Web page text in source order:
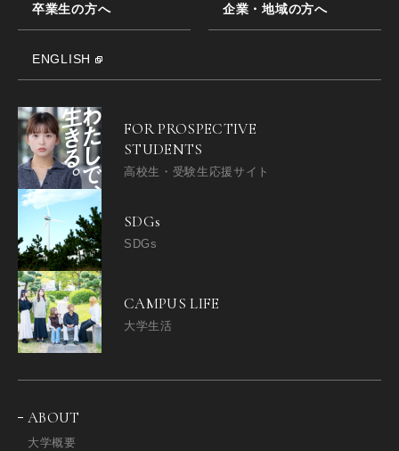
卒業生の方へ 企業・地域の方へ
ENGLISH
FOR PROSPECTIVE
STUDENTS
高校生・受験生応援サイト
SDGs
SDGs
CAMPUS LIFE
大学生活
ABOUT
大学概要